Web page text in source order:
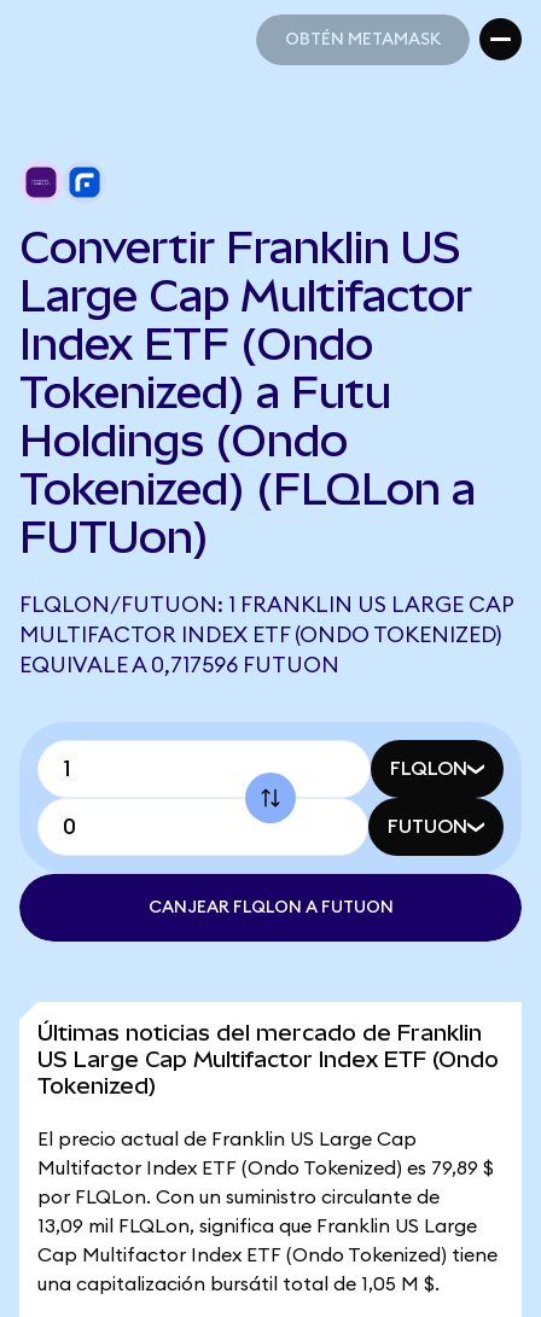
OBTÉN METAMASK
Convertir Franklin US
Large Cap Multifactor
Index ETF (Ondo
Tokenized) a Futu
Holdings (Ondo
Tokenized) (FLQLon a
FUTUon)
FLQLON/FUTUON: 1 FRANKLIN US LARGE CAP
MULTIFACTOR INDEX ETF (ONDO TOKENIZED)
EQUIVALE A 0,717596 FUTUON
FLQLON
FUTUON
CANJEAR FLQLON A FUTUON
Últimas noticias del mercado de Franklin
US Large Cap Multifactor Index ETF (Ondo
Tokenized)
El precio actual de Franklin US Large Cap
Multifactor Index ETF (Ondo Tokenized) es 79,89 $
por FLQLon. Con un suministro circulante de
13,09 mil FLQLon, significa que Franklin US Large
Cap Multifactor Index ETF (Ondo Tokenized) tiene
una capitalización bursátil total de 1,05 M $.